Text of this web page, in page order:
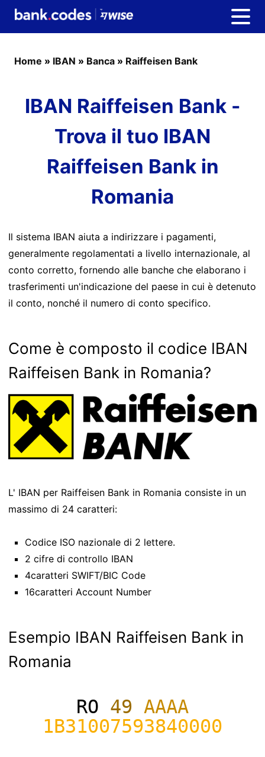
Home » IBAN » Banca » Raiffeisen Bank
IBAN Raiffeisen Bank -
Trova il tuo IBAN
Raiffeisen Bank in
Romania
Il sistema IBAN aiuta a indirizzare i pagamenti,
generalmente regolamentati a livello internazionale, al
conto corretto, fornendo alle banche che elaborano i
trasferimenti un'indicazione del paese in cui è detenuto
il conto, nonché il numero di conto specifico.
Come è composto il codice IBAN
Raiffeisen Bank in Romania?
L' IBAN per Raiffeisen Bank in Romania consiste in un
massimo di 24 caratteri:
Codice ISO nazionale di 2 lettere.
2 cifre di controllo IBAN
4caratteri SWIFT/BIC Code
16caratteri Account Number
Esempio IBAN Raiffeisen Bank in
Romania
RO 49 AAAA
1B31007593840000